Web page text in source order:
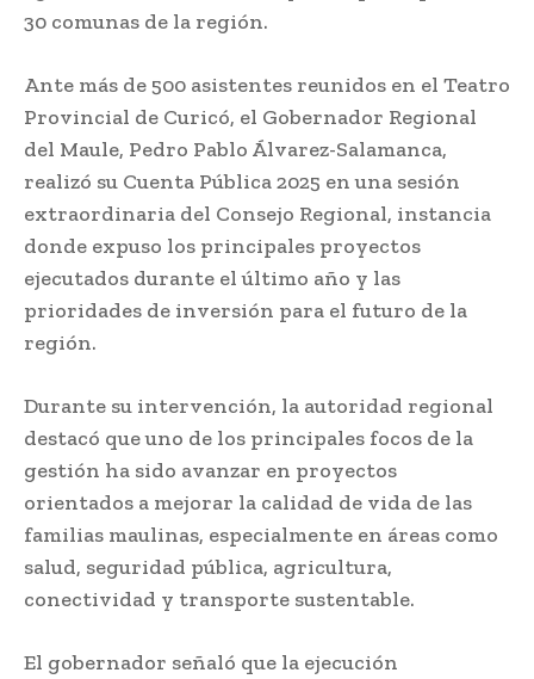
30 comunas de la región.
Ante más de 500 asistentes reunidos en el Teatro
Provincial de Curicó, el Gobernador Regional
del Maule, Pedro Pablo Álvarez-Salamanca,
realizó su Cuenta Pública 2025 en una sesión
extraordinaria del Consejo Regional, instancia
donde expuso los principales proyectos
ejecutados durante el último año y las
prioridades de inversión para el futuro de la
región.
Durante su intervención, la autoridad regional
destacó que uno de los principales focos de la
gestión ha sido avanzar en proyectos
orientados a mejorar la calidad de vida de las
familias maulinas, especialmente en áreas como
salud, seguridad pública, agricultura,
conectividad y transporte sustentable.
El gobernador señaló que la ejecución